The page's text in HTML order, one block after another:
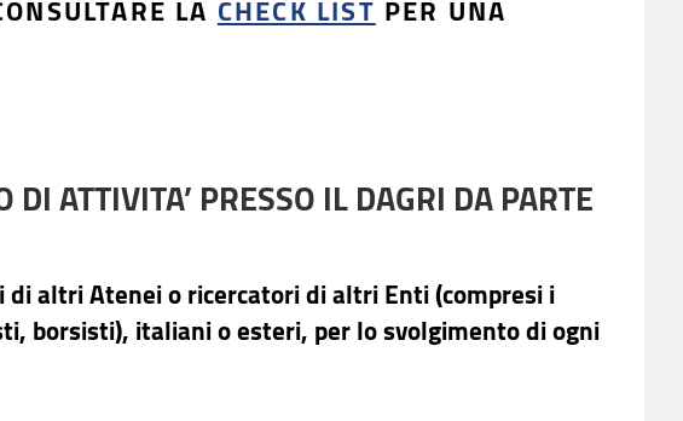
LA CHECK LIST PER UNA
ATTIVITA’ PRESSO IL DAGRI DA PARTE
di altri Atenei o ricercatori di altri Enti (compresi i
borsisti), italiani o esteri, per lo svolgimento di ogni